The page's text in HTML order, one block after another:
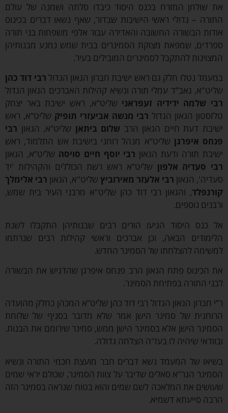
שולחן המזרח בכנס היסוד כיבדו סלתה ושמנה של עולם
– גדולי ראשי הישיבות שבדור, שאף נשאו דברים בכינוס
הבשורה החשובה והאדירה עבור אלפי משפחות בני תורה
שמפאת מצוקת הסמינרים בבית שמש נמנע מבנותיהן
להתקבל לסמינרים המובילים בעיר.
נטלו חלק גם ראש ישיבת חברון הגאון הגדולרבי דוד כהן
גאב”ד עמלי תורה ונשיא קהילות האברכים הגאון הגדול
שלמה ידידיה זעפראנישליט”א, ראש ישיבת באר יצחק
הגאון הגדולרבי מנשה אביעזרי תופיקשליט”א, ראש
דעת חיים הגאון הרבשלום ביתאןשליט”א, הגאוןרבי
איפרגןשליט”א מנהל רוחני בישיבת אש התלמוד, ראש
תורה ודעת הגאוןרבי יוסף חיים סויסהשליט”א, הגאון
סעדיה אלפוןשליט”א ראש רשת הכוללים והקהילות 'יד
הגאוןרבי אלעזר מאירוביץשליט"א, הגאוןרבי אלימלך
, והגאון רבי דוד כהן שליט"א מרבני העיר בית שמש,
נוספים.
כנס היסוד הגיעו הורים רבים שבנותיהן התקבלו לשנת
הבאה, וכן אברכים וראשי קהילות רבים שנרתמו
להצלחתו של הסמינר החדש.
הכינוס פתח הגאון הרב פנחס איפרגן שהדגיש את הבשורה
התורה בפתיחת הסמינר.
חברון הגאון הגדול רבי דוד כהן שליט”א המכהן כחלק מהועדה
של סמינר הישן אמר שלא מדובר בסניף של שלוחת
הישן אלא בסמינר הישן ממש, סמינר שירומם את הבנות.
שיהיה לו בעז"ה הצלחה גדולה.
של המעמד נשא דברים חבר מועצת חכמי התורה ונשיא
הגר"א סאלים שדיבר על צוות הסמינר, שכולם יראי שמים
את המלאכה לשם שמים והוא בטוח שנראה בסמינר הזה
סייעתא דשמיא.